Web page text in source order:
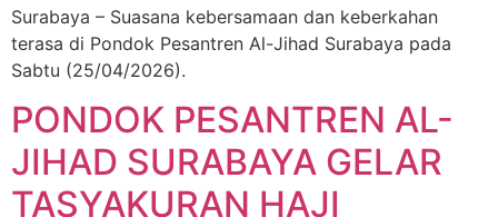
Surabaya – Suasana kebersamaan dan keberkahan
terasa di Pondok Pesantren Al-Jihad Surabaya pada
Sabtu (25/04/2026).
PONDOK PESANTREN AL-
JIHAD SURABAYA GELAR
TASYAKURAN HAJI